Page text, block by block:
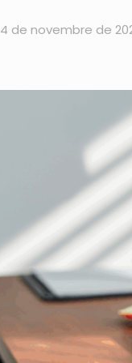
4 de novembre de